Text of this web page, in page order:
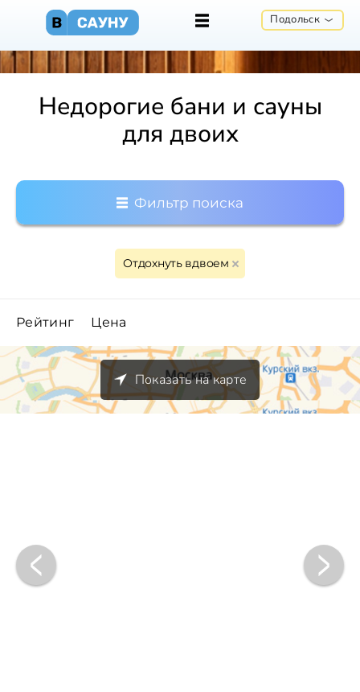
Подольск
Недорогие бани и сауны
для двоих
Фильтр поиска
Отдохнуть вдвоем
Рейтинг Цена
Показать на карте